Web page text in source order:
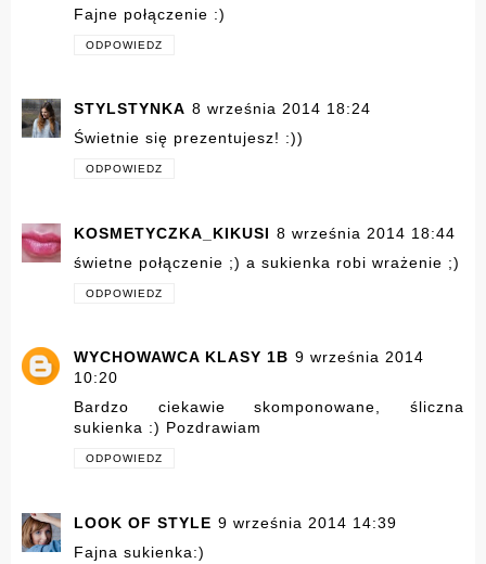
Fajne połączenie :)
ODPOWIEDZ
STYLSTYNKA 8 września 2014 18:24
Świetnie się prezentujesz! :))
ODPOWIEDZ
KOSMETYCZKA_KIKUSI 8 września 2014 18:44
świetne połączenie ;) a sukienka robi wrażenie ;)
ODPOWIEDZ
WYCHOWAWCA KLASY 1B 9 września 2014
10:20
Bardzo ciekawie skomponowane, śliczna
sukienka :) Pozdrawiam
ODPOWIEDZ
LOOK OF STYLE 9 września 2014 14:39
Fajna sukienka:)